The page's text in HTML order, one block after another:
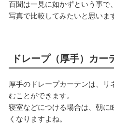
百聞は一見に如かずという事で
写真で比較してみたいと思いま
ドレープ（厚手）カー
厚手のドレープカーテンは、リ
むことができます。
寝室などにつける場合は、朝に
くなりますよね。